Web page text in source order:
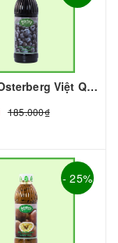
Sinh Tố Osterberg Việt Quất I Nguyên Liệu Pha Chế - Trà Trái Cây - Tobee Food
185.000₫
- 25%